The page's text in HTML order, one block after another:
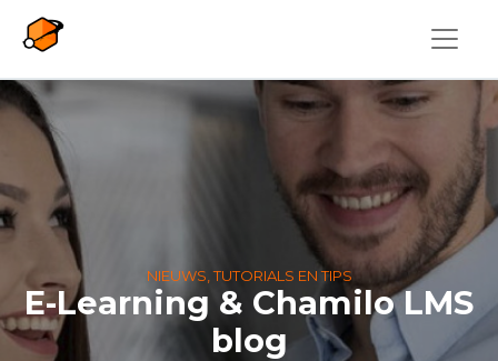
NIEUWS, TUTORIALS EN TIPS
E-Learning & Chamilo LMS
blog